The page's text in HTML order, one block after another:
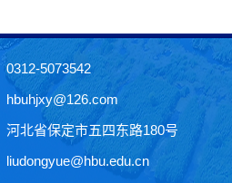
0312-5073542
hbuhjxy@126.com
河北省保定市五四东路180号
liudongyue@hbu.edu.cn